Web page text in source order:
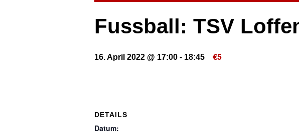
Fussball: TSV
16. April 2022 @ 17:00 - 18:45 €5
DETAILS
Datum: